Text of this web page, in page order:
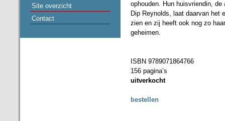
Site overzicht
Contact
ophouden. Hun huisvriendin, de
Dip Reynolds, laat daarvan het
zien en zij heeft ook nog zo
geheimen.
ISBN 9789071864766
156 pagina’s
uitverkocht
bestellen